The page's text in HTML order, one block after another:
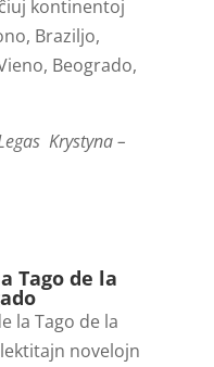
kontinentoj
Braziljo,
Beogrado,
Krystyna –
Tago de la
la Tago de la
novelojn